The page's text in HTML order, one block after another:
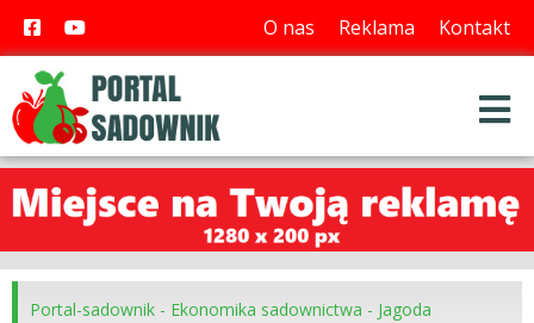
O nas Reklama Kontakt
Portal-sadownik - Ekonomika sadownictwa - Jagoda